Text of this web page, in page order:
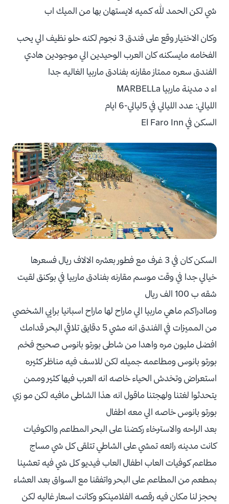
شي لكن الحمد لله كميه لايستهان بها من الميك اب
وكان الاختيار وقع على فندق 3 نجوم لكنه حلو نظيف الي يحب
الفخامه مايسكنه كان العرب الوحيدين الي موجودين هادي
الفندق سعره ممتاز مقارنه بفنادق ماربيا الغاليه جدا
اء د مدينة ماربيا MARBELLa
الليالي: عدد الليالي في 5ليالي-6 ايام
السكن في El Faro Inn
السكن كان في 3 غرف مع فطور بعشره الالاف ريال فسعرها
خيالي جدا في وقت موسم مقارنه بفنادق ماربيا في بوكنق لقيت
شقه ب 100 الف ريال
وماادراكم ماهي ماربيا الي ماراح لها ماراح اسبانيا برايي الشخصي
من المميزات في الفندق انه مشي 5 دقايق تلاقي البحر قدامك
افضل مليون مره واهدا من شاطى بورتو بانوس صحيح فخم
بورتو بانوس ومطاعمه جميله لكن للاسف فيه مناظر كثيره
استعراض وتخدش الحياء خاصه انه العرب فيها كثير وممن
يتحدثوا لغتنا ولهجتنا ماقول انه هذا الشاطى مافيه لكن مو زي
بورتو بانوس خاصه الي معه اطفال
بعد الراحه والاسترخاء ركضنا على البحر المطاعم والكوفيات
كانت مدينه رائعه تمشي على الشاطي تتلقى كل شي مساج
مطاعم كوفيات العاب اطفال العاب فيديو كل شي فيه تعشينا
بمطعم من المطاعم على البحر واتفقنا مع السواق بعد العشاء
يحجز لنا مكان فيه رقصه الفلامينكو وكانت اسعار غاليه لكن